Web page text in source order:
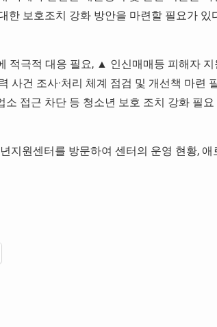
한 보호조치 강화 방안을 마련할 필요가 있
적극적 대응 필요, ▲ 인신매매등 피해자 지
사건 조사·처리 체계 점검 및 개선책 마련
접근 차단 등 청소년 보호 조치 강화 필
지원센터를 방문하여 센터의 운영 현황, 애